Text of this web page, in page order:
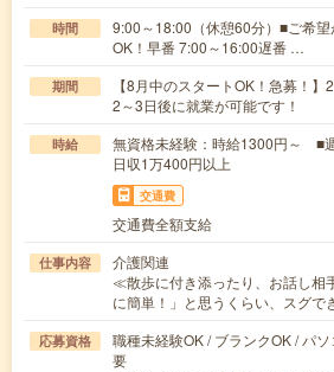
時間
9:00～18:00（休憩60分）■ご希
OK！早番 7:00～16:00遅番 …
期間
【8月中のスタートOK！急募！
2～3日後に就業が可能です！
時給
無資格未経験：時給1300円～
日収1万400円以上
交通費
交通費全額支給
仕事内容
介護関連
≪散歩に付き添ったり、お話し
に簡単！」と思うくらい、スグ
応募資格
職種未経験OK / ブランクOK / パ
要